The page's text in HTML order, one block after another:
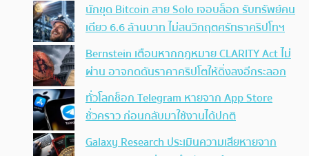
นักขุด Bitcoin สาย Solo เจอบล็อก รับทรัพย์คน
เดียว 6.6 ล้านบาท ไม่สนวิกฤตศรัทธาคริปโทฯ
Bernstein เตือนหากกฎหมาย CLARITY Act ไม่
ผ่าน อาจกดดันราคาคริปโตให้ดิ่งลงอีกระลอก
ทั่วโลกช็อก Telegram หายจาก App Store
ชั่วคราว ก่อนกลับมาใช้งานได้ปกติ
Galaxy Research ประเมินความเสียหายจาก